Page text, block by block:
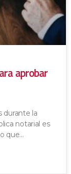
aprobar
durante la
notarial es
que